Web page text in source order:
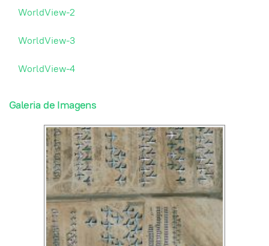
WorldView-2
WorldView-3
WorldView-4
Galeria de Imagens